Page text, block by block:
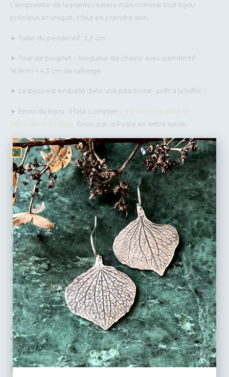
L’empreinte de la plante restera mais comme tout bijou
précieux et unique, il faut en prendre soin.
► Taille du pendentif : 2,3 cm
► Tour de poignet – longueur de chaine avec pendentif :
16,8cm + 4,3 cm de rallonge.
► Le bijou est emballé dans une jolie boite : prêt à (s’)offrir !
► Envoi du bijou : il faut compter 2 à 3 semaine pour la
fabrication du bijou. Envoi par la Poste en lettre suivie.
60€
Rupture de stock
DÉTAILS :
Fabrication
Les bijouxSiana Swiecasont réalisés à la main par mes soins dans
mon atelier en région parisienne.
J’utilise des plaques et des fils d’argent recyclé puis je scie, lime,
soude, martèle, ponce les métaux précieux.
Adepte du slow made, je conçois mes collections sans sur-production
et en respectant l’environnement. Mes fournisseurs (métal et apprêts)
sont français ou italiens.
Emballage